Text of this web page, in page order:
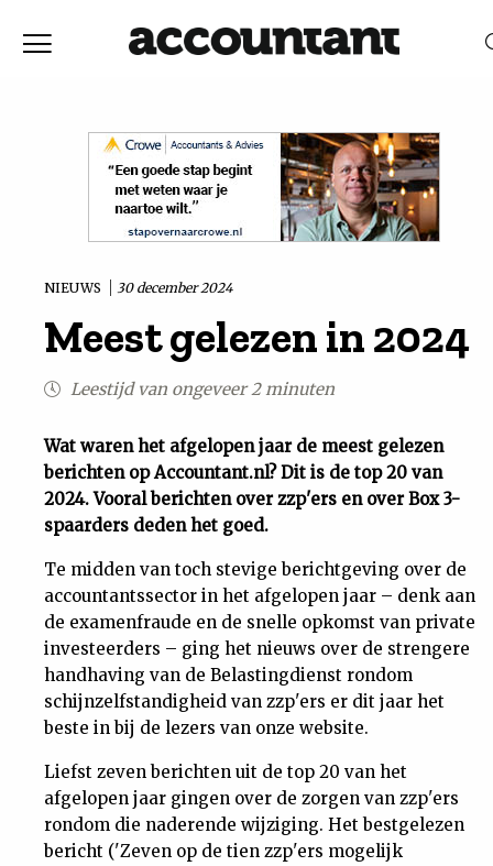
Vaktechniek
Achtergrond
Uit
Feiten
Cijfers
Tuchtrecht
Magazine
NIEUWS 30 december 2024
Meest gelezen in 2024
Leestijd van ongeveer 2 minuten
Wat waren het afgelopen jaar de meest gelezen
berichten op Accountant.nl? Dit is de top 20 van
2024. Vooral berichten over zzp'ers en over Box 3-
spaarders deden het goed.
Te midden van toch stevige berichtgeving over de
accountantssector in het afgelopen jaar – denk aan
de examenfraude en de snelle opkomst van private
investeerders – ging het nieuws over de strengere
handhaving van de Belastingdienst rondom
schijnzelfstandigheid van zzp'ers er dit jaar het
beste in bij de lezers van onze website.
Liefst zeven berichten uit de top 20 van het
afgelopen jaar gingen over de zorgen van zzp'ers
rondom die naderende wijziging. Het bestgelezen
bericht ('Zeven op de tien zzp'ers mogelijk
RELEVANTIEDATUM